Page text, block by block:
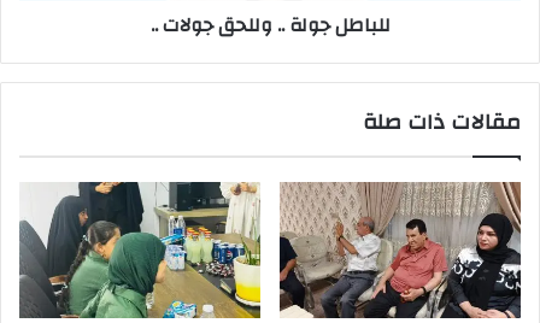
للباطل جولة .. وللحق جولات ..
مقالات ذات صلة